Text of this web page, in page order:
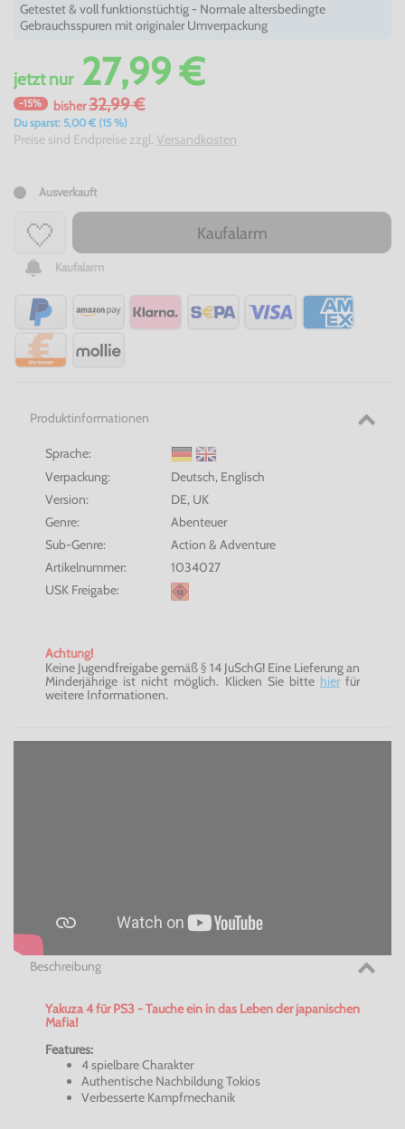
Getestet & voll funktionstüchtig - Normale altersbedingte
Gebrauchsspuren mit originaler Umverpackung
jetztnur27,99 €
-15% bisher32,99 €
Du sparst: 5,00 € (15 %)
Preise sind Endpreise zzgl. Versandkosten
Ausverkauft
Kaufalarm
Kaufalarm
Produktinformationen
Sprache:
Verpackung:
Deutsch, Englisch
Version:
DE, UK
Genre:
Abenteuer
Sub-Genre:
Action & Adventure
Artikelnummer:
1034027
USK Freigabe:
Achtung!
Keine Jugendfreigabe gemäß § 14 JuSchG! Eine Lieferung an
Minderjährige ist nicht möglich. Klicken Sie bitte hierfür
weitere Informationen.
Beschreibung
Yakuza 4 für PS3 - Tauche ein in das Leben der japanischen
Mafia!
Features:
4 spielbare Charakter
Authentische Nachbildung Tokios
Verbesserte Kampfmechanik